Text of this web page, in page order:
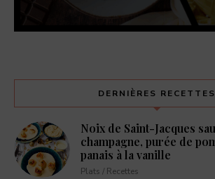
DERNIÈRES RECETTES
Noix de Saint-Jacques
champagne, purée de
panais à la vanille
Plats / Recettes